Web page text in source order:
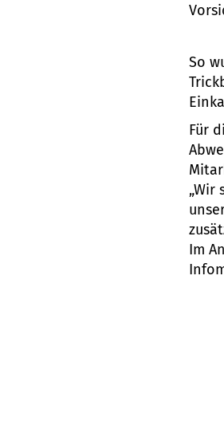
So
Für
„Wir
Im